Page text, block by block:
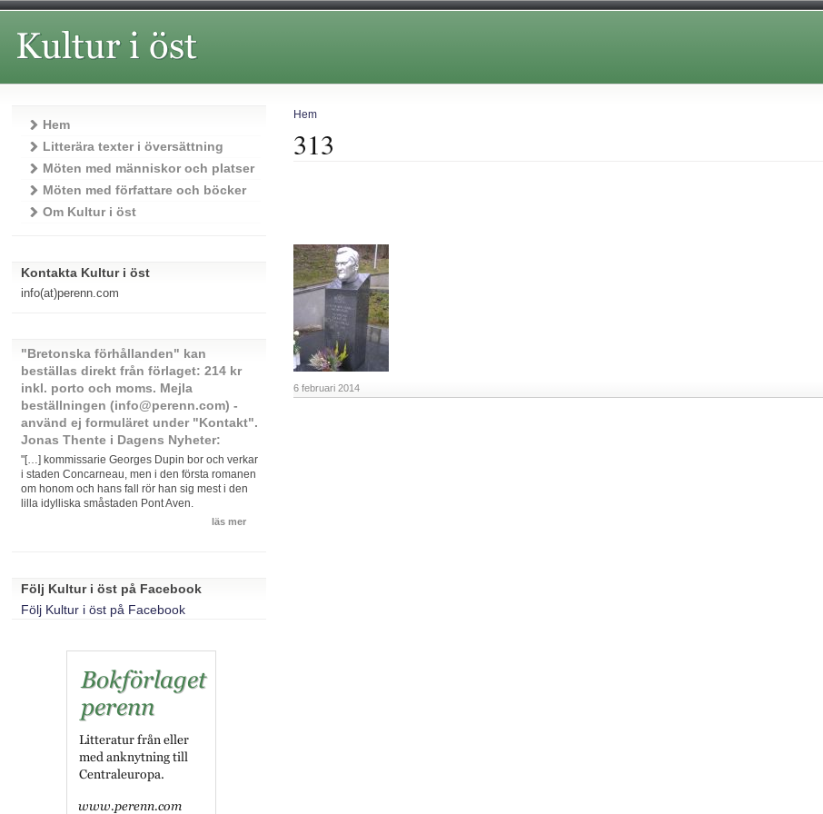
Hem
313
6 februari 2014
Hem
Litterära texter i översättning
Möten med människor och platser
Möten med författare och böcker
Om Kultur i öst
Kontakta Kultur i öst
info(at)perenn.com
"Bretonska förhållanden" kan
beställas direkt från förlaget: 214 kr
inkl. porto och moms. Mejla
beställningen (info@perenn.com) -
använd ej formuläret under "Kontakt".
Jonas Thente i Dagens Nyheter:
"[…] kommissarie Georges Dupin bor och verkar
i staden Concarneau, men i den första romanen
om honom och hans fall rör han sig mest i den
lilla idylliska småstaden Pont Aven.
läs mer
Följ Kultur i öst på Facebook
Följ Kultur i öst på Facebook